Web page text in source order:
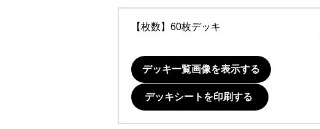
【枚数】60枚デッキ
デッキ一覧画像を表示する
デッキシートを印刷する